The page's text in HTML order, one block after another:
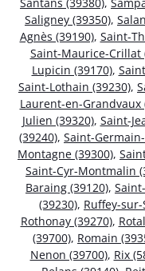
Saligney (39350),
Agnès (39190), Saint-
Saint-Maurice-Crillat
Lupicin (39170),
Saint-Lothain (39230),
Laurent-en-Grandvaux
Julien (39320), Saint-
(39240), Saint-
Montagne (39300),
Saint-Cyr-Montmalin
Baraing (39120),
(39230), Ruffey-
Rothonay (39270),
(39700), Romain
Nenon (39700), Rix